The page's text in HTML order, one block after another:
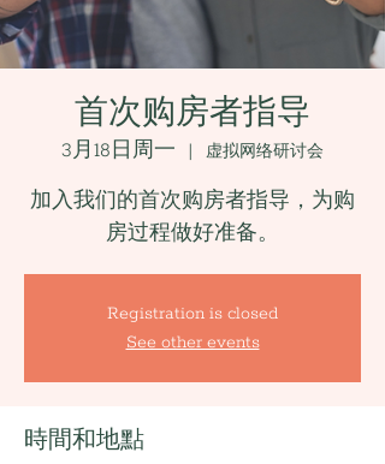
首次购房者指导
3月18日周一
  |
虚拟网络研讨会
加入我们的首次购房者指导，为购
房过程做好准备。
Registration is closed
See other events
時間和地點